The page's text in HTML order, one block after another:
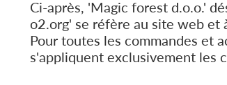
Ci-après, 'Magic forest d.o.o.'
o2.org' se réfère au site web et
Pour toutes les commandes et
s'appliquent exclusivement les